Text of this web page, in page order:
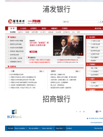
浦发银行
招商银行